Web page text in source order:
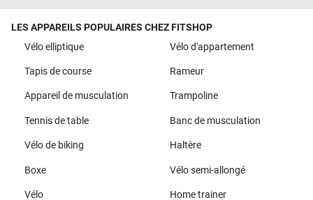
LES APPAREILS POPULAIRES CHEZ FITSHOP
Vélo elliptique
Vélo d'appartement
Tapis de course Rameur
Appareil de musculation Trampoline
Tennis de table Banc de musculation
Vélo de biking Haltère
Boxe Vélo semi-allongé
Vélo Home trainer